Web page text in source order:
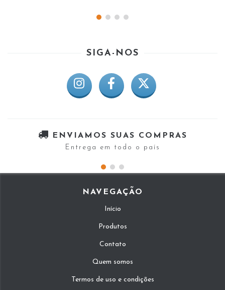
SIGA-NOS
ENVIAMOS SUAS COMPRAS
Entrega em todo o país
NAVEGAÇÃO
Início
Produtos
Contato
Quem somos
Termos de uso e condições